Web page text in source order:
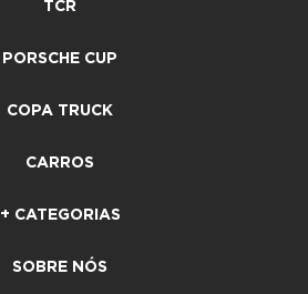
TCR
PORSCHE CUP
COPA TRUCK
CARROS
+ CATEGORIAS
SOBRE NÓS